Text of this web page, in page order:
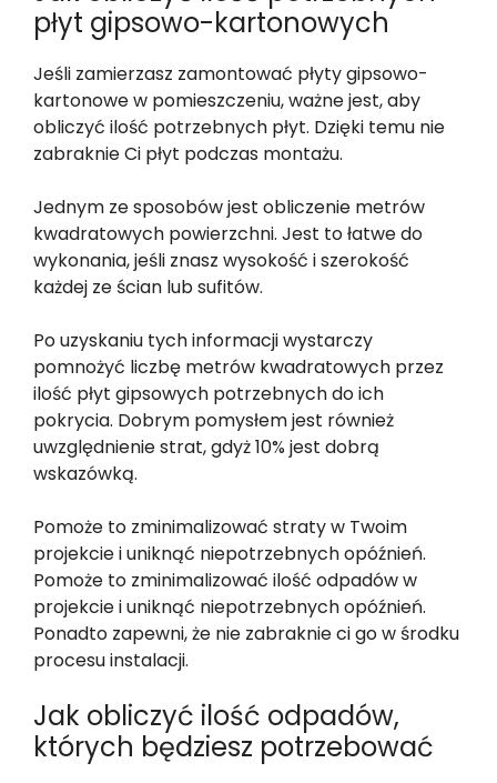
płyt gipsowo-kartonowych
Jeśli zamierzasz zamontować płyty gipsowo-
kartonowe w pomieszczeniu, ważne jest, aby
obliczyć ilość potrzebnych płyt. Dzięki temu nie
zabraknie Ci płyt podczas montażu.
Jednym ze sposobów jest obliczenie metrów
kwadratowych powierzchni. Jest to łatwe do
wykonania, jeśli znasz wysokość i szerokość
każdej ze ścian lub sufitów.
Po uzyskaniu tych informacji wystarczy
pomnożyć liczbę metrów kwadratowych przez
ilość płyt gipsowych potrzebnych do ich
pokrycia. Dobrym pomysłem jest również
uwzględnienie strat, gdyż 10% jest dobrą
wskazówką.
Pomoże to zminimalizować straty w Twoim
projekcie i uniknąć niepotrzebnych opóźnień.
Pomoże to zminimalizować ilość odpadów w
projekcie i uniknąć niepotrzebnych opóźnień.
Ponadto zapewni, że nie zabraknie ci go w środku
procesu instalacji.
Jak obliczyć ilość odpadów,
których będziesz potrzebować